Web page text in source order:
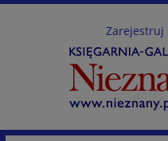
Zarejestruj